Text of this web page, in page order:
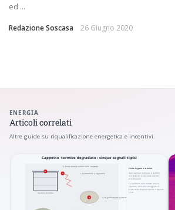
ed ...
Redazione Soscasa 26 Giugno 2020
ENERGIA
Articoli correlati
Altre guide su riqualificazione energetica e incentivi.